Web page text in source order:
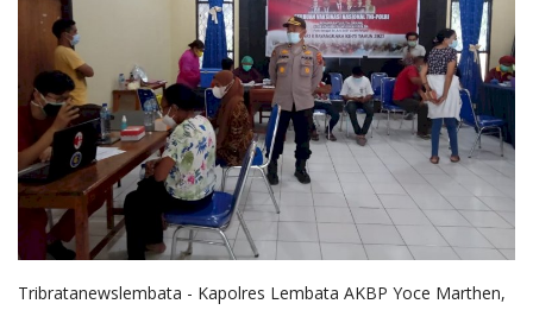
Tribratanewslembata - Kapolres Lembata AKBP Yoce Marthen,